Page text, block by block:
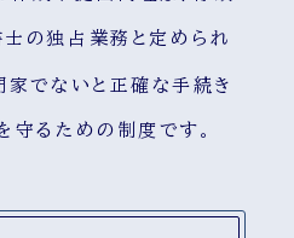
の独占業務と定められ
家でないと正確な手続き
守るための制度です。